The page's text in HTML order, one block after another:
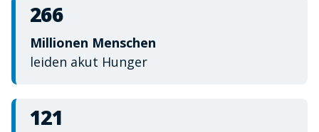
266
Millionen Menschen
leiden akut Hunger
121